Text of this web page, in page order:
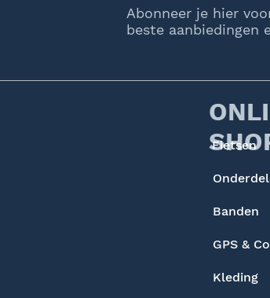
Abonneer je hier
beste aanbiedingen
Fietsen
Banden
GPS &
Kleding